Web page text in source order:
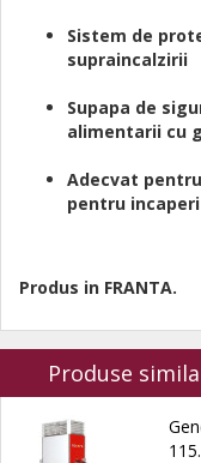
Sistem de
supraincalzirii
Supapa de
alimentarii cu
Adecvat
pentru
Produs in FRANTA.
Produse